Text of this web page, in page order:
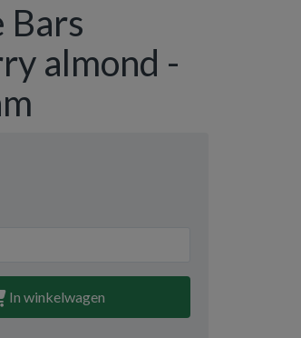
Bars
almond -
In winkelwagen